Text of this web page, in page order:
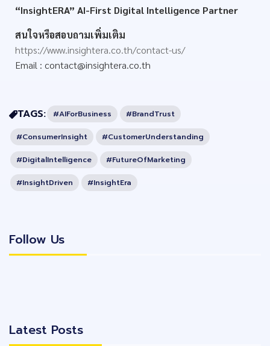
“InsightERA” AI-First Digital Intelligence Partner
สนใจหรือสอบถามเพิ่มเติม
https://www.insightera.co.th/contact-us/
Email : contact@insightera.co.th
TAGS: #AIForBusiness #BrandTrust
#ConsumerInsight #CustomerUnderstanding
#DigitalIntelligence #FutureOfMarketing
#InsightDriven #InsightEra
Follow Us
Latest Posts